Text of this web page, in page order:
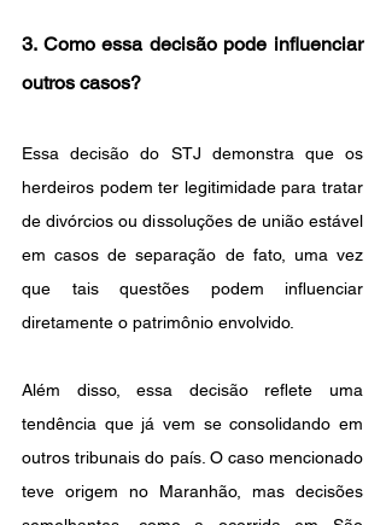
3. Como essa decisão pode influenciar
outros casos?
Essa decisão do STJ demonstra que os
herdeiros podem ter legitimidade para tratar
de divórcios ou dissoluções de união estável
em casos de separação de fato, uma vez
que tais questões podem influenciar
diretamente o patrimônio envolvido.
Além disso, essa decisão reflete uma
tendência que já vem se consolidando em
outros tribunais do país. O caso mencionado
teve origem no Maranhão, mas decisões